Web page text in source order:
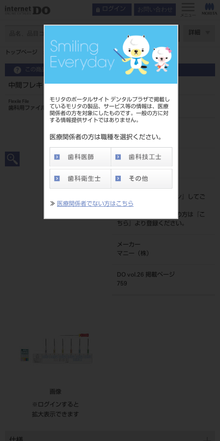
モリタのポータルサイト デンタルプラザで掲載し
ているモリタの製品、サービス等の情報は、医療
関係者の方を対象にしたものです。一般の方に対
する情報提供サイトではありません。
医療関係者の方は職種を選択ください。
≫ 医療関係者でない方はこちら
ログイン お問い合わせ
メニュー
詳細
トップページ 中間フレキシルファイル 21mm 6入 ＃32
この商品に関するお問い合わせ
中間フレキシルファイル 21mm 6入 ＃32
Flexile File
歯科用ファイル
20239009632
JAN/EANコード
標準価格
ログイン
』してご
覧ください。
ネット会員登録がまだの方は『
こ
ちら
』より登録ください。
メーカー
マニー（株）
DO vol.26 掲載ページ
759
画像
※ログインすると
拡大表示できます